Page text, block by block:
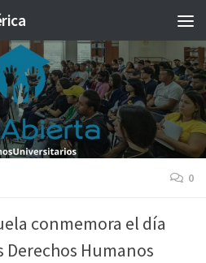
0
conmemora el día
Humanos